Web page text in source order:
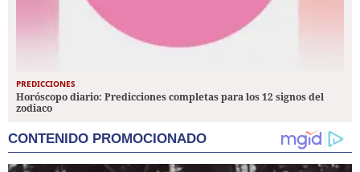
PREDICCIONES
Horóscopo diario: Predicciones completas para los 12 signos del
zodiaco
CONTENIDO PROMOCIONADO